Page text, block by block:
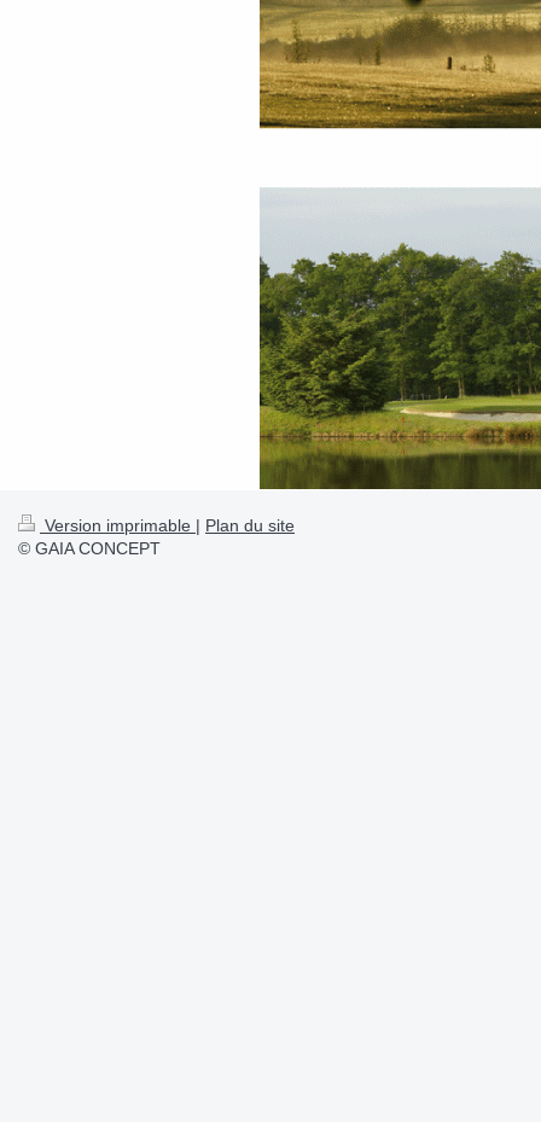
Version imprimable | Plan du site
© GAIA CONCEPT